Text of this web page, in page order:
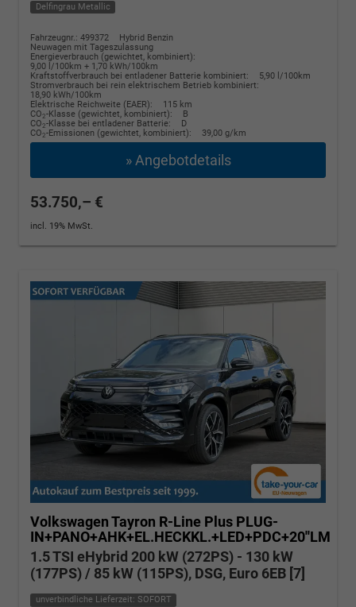
Delfingrau Metallic
Fahrzeugnr.: 499372
Hybrid Benzin
Neuwagen mit Tageszulassung
Energieverbrauch (gewichtet, kombiniert):
9,00 l/100km + 1,70 kWh/100km
Kraftstoffverbrauch bei entladener Batterie kombiniert:
5,90 l/100km
Stromverbrauch bei rein elektrischem Betrieb kombiniert:
18,90 kWh/100km
Elektrische Reichweite (EAER):
115 km
CO2-Klasse (gewichtet, kombiniert):
B
CO2-Klasse bei entladener Batterie:
D
CO2-Emissionen (gewichtet, kombiniert): 39,00 g/km
» Angebotdetails
53.750,– €
incl. 19% MwSt.
Volkswagen Tayron R-Line Plus PLUG-
IN+PANO+AHK+EL.HECKKL.+LED+PDC+20''LM
1.5 TSI eHybrid 200 kW (272PS) - 130 kW
(177PS) / 85 kW (115PS), DSG, Euro 6EB [7]
unverbindliche Lieferzeit: SOFORT